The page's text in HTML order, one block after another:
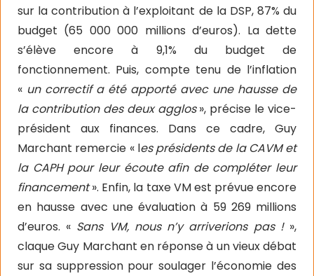
sur la contribution à l’exploitant de la DSP, 87% du
budget (65 000 000 millions d’euros). La dette
s’élève encore à 9,1% du budget de
fonctionnement. Puis, compte tenu de l’inflation
« un correctif a été apporté avec une hausse de
la contribution des deux agglos», précise le vice-
président aux finances. Dans ce cadre, Guy
Marchant remercie « les présidents de la CAVM et
la CAPH pour leur écoute afin de compléter leur
financement». Enfin, la taxe VM est prévue encore
en hausse avec une évaluation à 59 269 millions
d’euros. « Sans VM, nous n’y arriverions pas ! »,
claque Guy Marchant en réponse à un vieux débat
sur sa suppression pour soulager l’économie des